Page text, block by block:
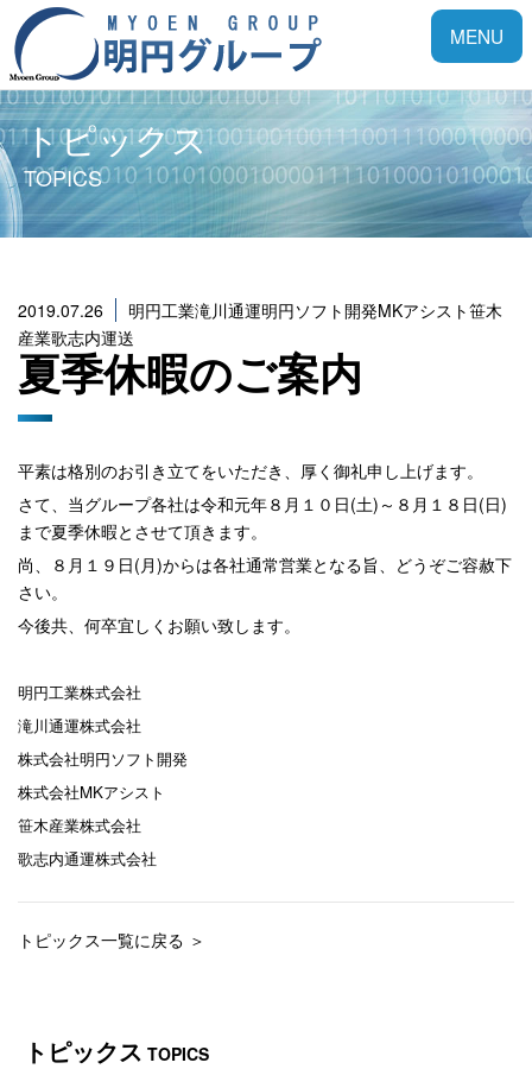
Toggle
MENU
トピックス
TOPICS
2019.07.26
明円工業滝川通運明円ソフト開発MKアシスト笹木
産業歌志内運送
夏季休暇のご案内
平素は格別のお引き立てをいただき、厚く御礼申し上げます。
さて、当グループ各社は令和元年８月１０日(土)～８月１８日(日)
まで夏季休暇とさせて頂きます。
尚、８月１９日(月)からは各社通常営業となる旨、どうぞご容赦下
さい。
今後共、何卒宜しくお願い致します。
明円工業株式会社
滝川通運株式会社
株式会社明円ソフト開発
株式会社MKアシスト
笹木産業株式会社
歌志内通運株式会社
トピックス一覧に戻る ＞
トピックス TOPICS